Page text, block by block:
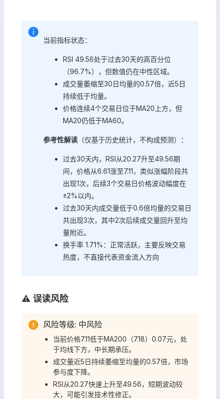
当前指标状态：
RSI 49.56处于过去30天的高百分位
（96.7%），但数值仍在中性区域。
成交量萎缩至30日均量的0.57倍，近5日
持续低于均量。
价格连续4个交易日位于MA20上方，但
MA20仍低于MA60。
参考性解读 （仅基于历史统计，不构成预测）：
过去30天内，RSI从20.27升至49.56期
间，价格从6.61涨至7.11，类似涨幅阶段共
出现1次，后续3个交易日价格波动幅度在
±2%以内。
过去30天内成交量低于0.6倍均量的交易日
共出现3次，其中2次后续成交量回升至均
量附近。
换手率 1.71%：正常活跃，主要反映交易
热度，不直接代表资金流入方向
⚠️ 误读风险
风险等级: 中风险
当前价格7.11低于MA200（7.18）0.07元，处
于均线下方，中长期承压。
成交量近5日持续萎缩至均量的0.57倍，市场
参与度下降。
RSI从20.27快速上升至49.56，短期波动较
大，可能引发技术性修正。